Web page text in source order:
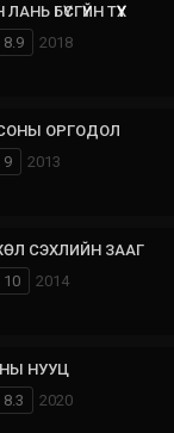
БҮСГҮЙН ТҮҮХ
8.9
2018
ОРГОДОЛ
9
2013
СЭХЛИЙН ЗААГ
10
2014
НУУЦ
8.3
2020